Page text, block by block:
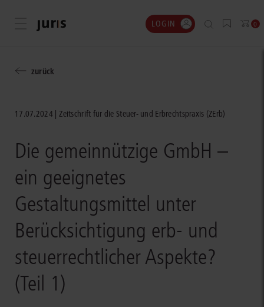
Menü öffnen LOGIN 0
zurück
17.07.2024 Zeitschrift für die Steuer- und Erbrechtspraxis (ZErb)
Die gemeinnützige GmbH –
ein geeignetes
Gestaltungsmittel unter
Berücksichtigung erb- und
steuerrechtlicher Aspekte?
(Teil 1)